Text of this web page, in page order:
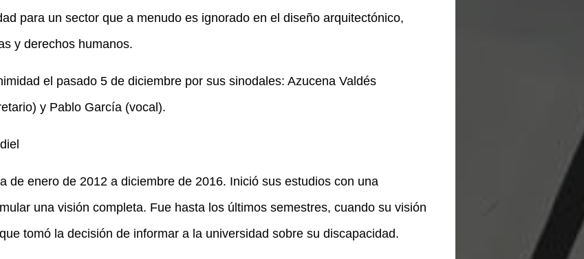
para un sector que a menudo es ignorado en el diseño arquitectónico,
y derechos humanos.
el pasado 5 de diciembre por sus sinodales: Azucena Valdés
y Pablo García (vocal).
de enero de 2012 a diciembre de 2016. Inició sus estudios con una
una visión completa. Fue hasta los últimos semestres, cuando su visión
tomó la decisión de informar a la universidad sobre su discapacidad.